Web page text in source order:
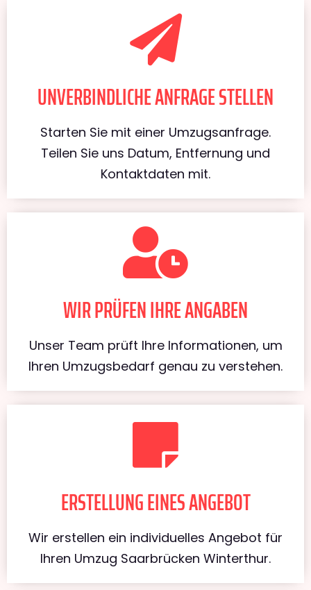
UNVERBINDLICHE ANFRAGE STELLEN
Starten Sie mit einer Umzugsanfrage.
Teilen Sie uns Datum, Entfernung und
Kontaktdaten mit.
WIR PRÜFEN IHRE ANGABEN
Unser Team prüft Ihre Informationen, um
Ihren Umzugsbedarf genau zu verstehen.
ERSTELLUNG EINES ANGEBOT
Wir erstellen ein individuelles Angebot für
Ihren Umzug Saarbrücken Winterthur.